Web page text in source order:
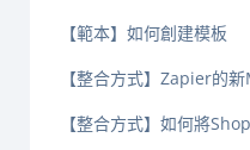
【範本】如何創建模板
【整合方式】Zapier的
【整合方式】如何將